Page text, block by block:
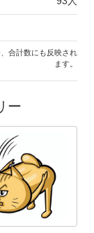
合計数にも反映され
ます。
ー